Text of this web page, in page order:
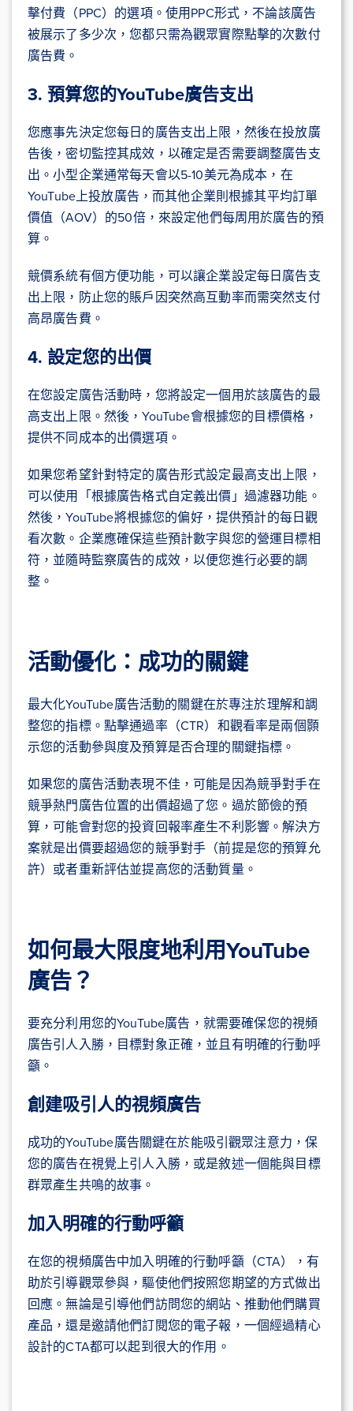
擊付費（PPC）的選項。使用PPC形式，不論該廣告
被展示了多少次，您都只需為觀眾實際點擊的次數付
廣告費。
3. 預算您的YouTube廣告支出
您應事先決定您每日的廣告支出上限，然後在投放廣
告後，密切監控其成效，以確定是否需要調整廣告支
出。小型企業通常每天會以5-10美元為成本，在
YouTube上投放廣告，而其他企業則根據其平均訂單
價值（AOV）的50倍，來設定他們每周用於廣告的預
算。
競價系統有個方便功能，可以讓企業設定每日廣告支
出上限，防止您的賬戶因突然高互動率而需突然支付
高昂廣告費。
4. 設定您的出價
在您設定廣告活動時，您將設定一個用於該廣告的最
高支出上限。然後，YouTube會根據您的目標價格，
提供不同成本的出價選項。
如果您希望針對特定的廣告形式設定最高支出上限，
可以使用「根據廣告格式自定義出價」過濾器功能。
然後，YouTube將根據您的偏好，提供預計的每日觀
看次數。企業應確保這些預計數字與您的營運目標相
符，並隨時監察廣告的成效，以便您進行必要的調
整。
活動優化：成功的關鍵
最大化YouTube廣告活動的關鍵在於專注於理解和調
整您的指標。點擊通過率（CTR）和觀看率是兩個顥
示您的活動參與度及預算是否合理的關鍵指標。
如果您的廣告活動表現不佳，可能是因為競爭對手在
競爭熱門廣告位置的出價超過了您。過於節儉的預
算，可能會對您的投資回報率產生不利影響。解決方
案就是出價要超過您的競爭對手（前提是您的預算允
許）或者重新評估並提高您的活動質量。
如何最大限度地利用YouTube
廣告？
要充分利用您的YouTube廣告，就需要確保您的視頻
廣告引人入勝，目標對象正確，並且有明確的行動呼
籲。
創建吸引人的視頻廣告
成功的YouTube廣告關鍵在於能吸引觀眾注意力，保
您的廣告在視覺上引人入勝，或是敘述一個能與目標
群眾產生共鳴的故事。
加入明確的行動呼籲
在您的視頻廣告中加入明確的行動呼籲（CTA），有
助於引導觀眾參與，驅使他們按照您期望的方式做出
回應。無論是引導他們訪問您的網站、推動他們購買
產品，還是邀請他們訂閱您的電子報，一個經過精心
設計的CTA都可以起到很大的作用。